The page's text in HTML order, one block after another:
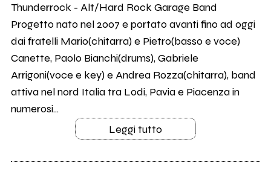
Thunderrock - Alt/Hard Rock Garage Band
Progetto nato nel 2007 e portato avanti fino ad oggi
dai fratelli Mario(chitarra) e Pietro(basso e voce)
Canette, Paolo Bianchi(drums), Gabriele
Arrigoni(voce e key) e Andrea Rozza(chitarra), band
attiva nel nord Italia tra Lodi, Pavia e Piacenza in
numerosi...
Leggi tutto